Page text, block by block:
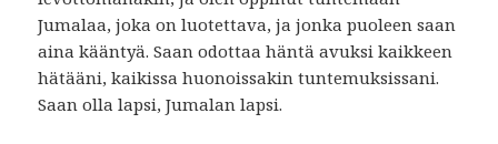
Jumalaa, joka on luotettava, ja jonka puoleen saan
aina kääntyä. Saan odottaa häntä avuksi kaikkeen
hätääni, kaikissa huonoissakin tuntemuksissani.
Saan olla lapsi, Jumalan lapsi.